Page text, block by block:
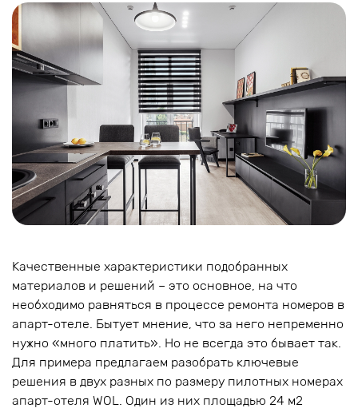
Качественные характеристики подобранных
материалов и решений – это основное, на что
необходимо равняться в процессе ремонта номеров в
апарт-отеле. Бытует мнение, что за него непременно
нужно «много платить». Но не всегда это бывает так.
Для примера предлагаем разобрать ключевые
решения в двух разных по размеру пилотных номерах
апарт-отеля WOL. Один из них площадью 24 м2